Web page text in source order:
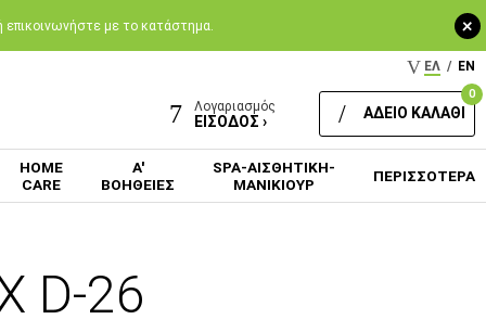
+
επικοινωνήστε με το κατάστημα.
ΕΛ / EN
Λογαριασμός
ΕΙΣΟΔΟΣ ›
0
ΑΔΕΙΟ ΚΑΛΑΘΙ
HOME
CARE
Α'
ΒΟΗΘΕΙΕΣ
SPA-ΑΙΣΘΗΤΙΚΗ-
ΜΑΝΙΚΙΟΥΡ
ΠΕΡΙΣΣΟΤΕΡΑ
D-26